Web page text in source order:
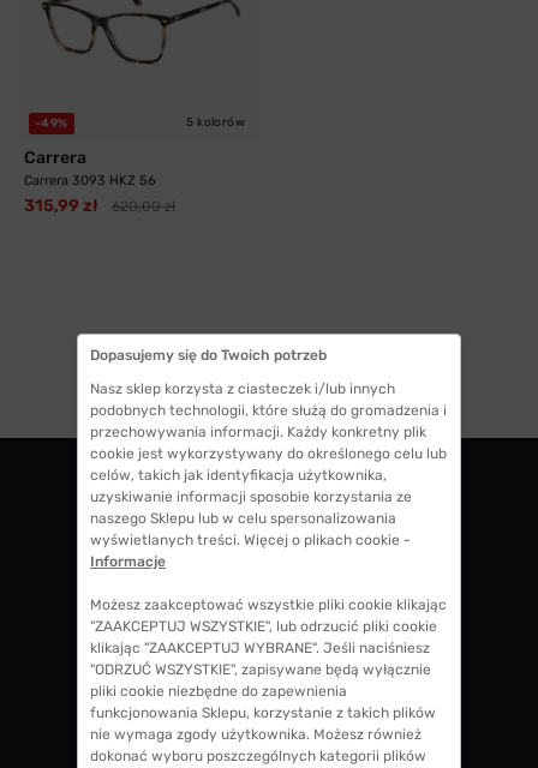
-49% 5 kolorów
Carrera
Carrera 3093 HKZ 56
315,99 zł 620,00 zł
1
ZWROTY DO 14 DNI
masz 14 dni na decyzję czy chcesz zostawić
GWARANCJA 100% ZWROTU
jeśli zakup Ci nie odpowiada zwrócimy 100%
kosztów przy zakupie okularów, także koszty
soczewek okularowych!
Dopasujemy się do Twoich potrzeb
Nasz sklep korzysta z ciasteczek i/lub innych
podobnych technologii, które służą do gromadzenia i
przechowywania informacji. Każdy konkretny plik
cookie jest wykorzystywany do określonego celu lub
celów, takich jak identyfikacja użytkownika,
uzyskiwanie informacji sposobie korzystania ze
naszego Sklepu lub w celu spersonalizowania
wyświetlanych treści. Więcej o plikach cookie -
Informacje
Możesz zaakceptować wszystkie pliki cookie klikając
"ZAAKCEPTUJ WSZYSTKIE", lub odrzucić pliki cookie
klikając "ZAAKCEPTUJ WYBRANE". Jeśli naciśniesz
"ODRZUĆ WSZYSTKIE", zapisywane będą wyłącznie
pliki cookie niezbędne do zapewnienia
funkcjonowania Sklepu, korzystanie z takich plików
nie wymaga zgody użytkownika. Możesz również
dokonać wyboru poszczególnych kategorii plików